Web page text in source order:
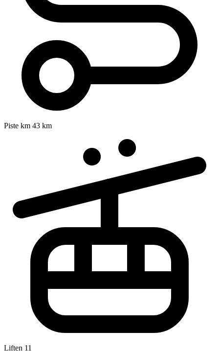
Piste km 43 km
Liften 11